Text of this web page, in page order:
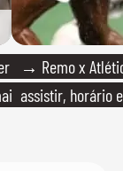
→ Remo x
assistir, horário